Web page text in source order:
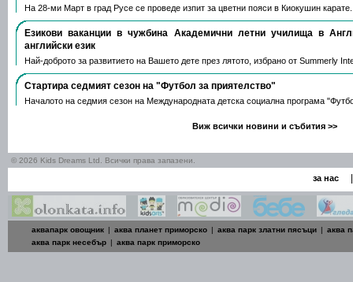
На 28-ми Март в град Русе се проведе изпит за цветни пояси в Киокушин
Езикови ваканции​ в чужбина Академични летни училища в
английски език
Най-доброто за развитието на Вашето дете през лятото, избрано от Summerly
Стартира седмият сезон на "Футбол за приятелство"
Началото на седмия сезон на Международната детска социална програма
Виж всички новини и събития >>
© 2026 Kids Dreams Ltd. Всички права запазени.
за нас
аквапарк овощник | аква планет приморско | аква парк златни пясъци | аква
аква парк несебър | аква парк приморско